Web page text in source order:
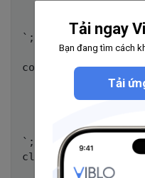
`;
const Rotate =
`;
class Application
  render() {
Tải ngay
Bạn đang tìm cách
Tải